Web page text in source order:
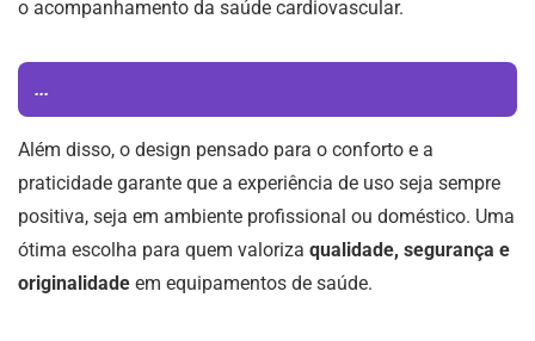
o acompanhamento da saúde cardiovascular.
...
Além disso, o design pensado para o conforto e a
praticidade garante que a experiência de uso seja sempre
positiva, seja em ambiente profissional ou doméstico. Uma
ótima escolha para quem valoriza qualidade, segurança e
originalidade em equipamentos de saúde.